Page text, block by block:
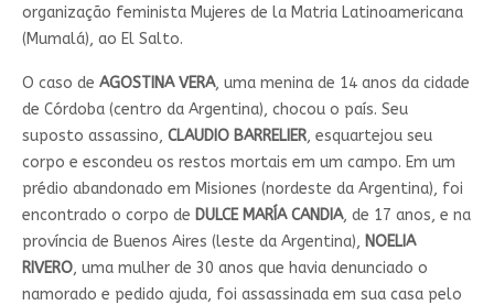
organização feminista Mujeres de la Matria Latinoamericana
(Mumalá), ao El Salto.
O caso de AGOSTINA VERA, uma menina de 14 anos da cidade
de Córdoba (centro da Argentina), chocou o país. Seu
suposto assassino, CLAUDIO BARRELIER, esquartejou seu
corpo e escondeu os restos mortais em um campo. Em um
prédio abandonado em Misiones (nordeste da Argentina), foi
encontrado o corpo de DULCE MARÍA CANDIA, de 17 anos, e na
província de Buenos Aires (leste da Argentina), NOELIA
RIVERO, uma mulher de 30 anos que havia denunciado o
namorado e pedido ajuda, foi assassinada em sua casa pelo